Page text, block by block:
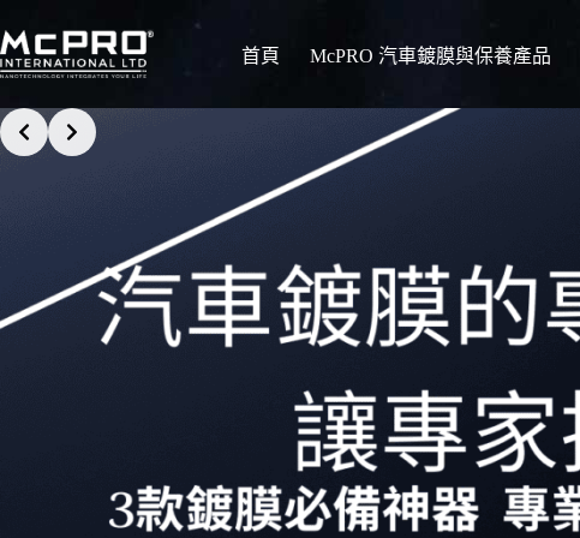
首頁 McPRO 汽車鍍膜與保養產品